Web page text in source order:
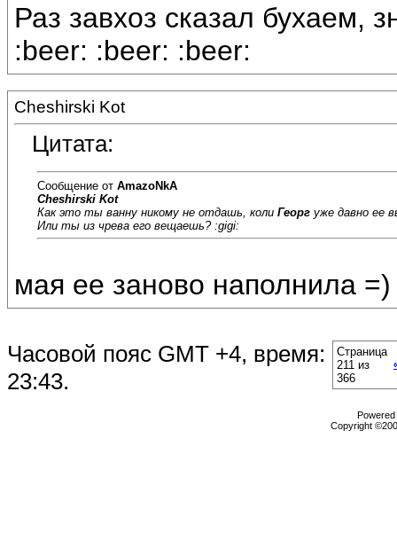
Раз завхоз сказал бухаем,
:beer: :beer: :beer:
Cheshirski Kot
Цитата:
Сообщение от AmazoNkA
Cheshirski Kot
Как это ты ванну никому не отдашь, коли Георг уже давно ее
Или ты из чрева его вещаешь? :gigi:
мая ее заново наполнила =)
Часовой пояс GMT +4, время:
23:43.
Страница
211 из
366
Copyright